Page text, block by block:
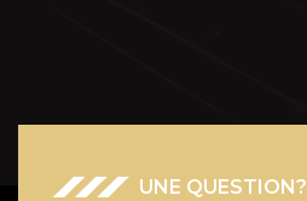
UNE QUESTION?